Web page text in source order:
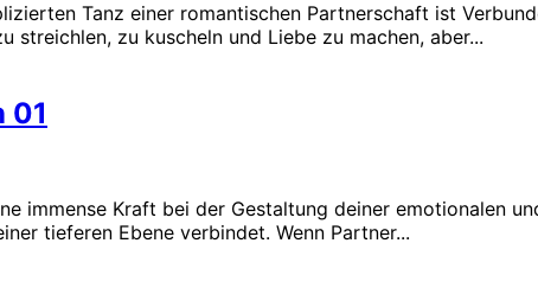
Tanz einer romantischen Partnerschaft ist
streichlen, zu kuscheln und Liebe zu machen, aber...
01
immense Kraft bei der Gestaltung deiner emotionalen
tieferen Ebene verbindet. Wenn Partner...